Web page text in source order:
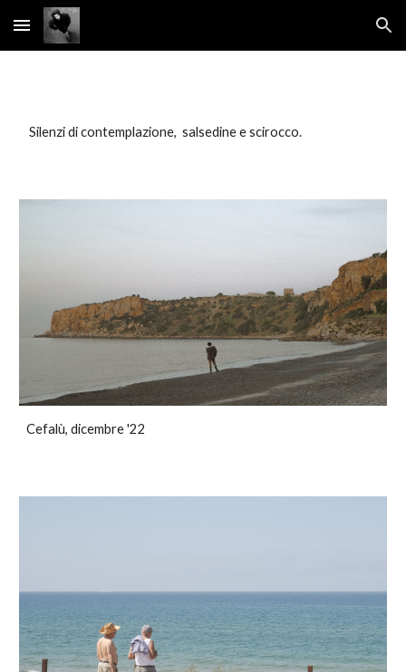
Skip to main content Skip to navigation
Silenzi di contemplazione, salsedine e scirocco.
Cefalù, dicembre '22